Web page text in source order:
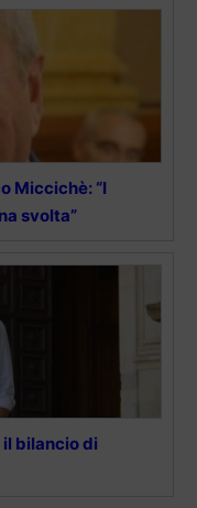
Miccichè: “I
svolta”
bilancio di